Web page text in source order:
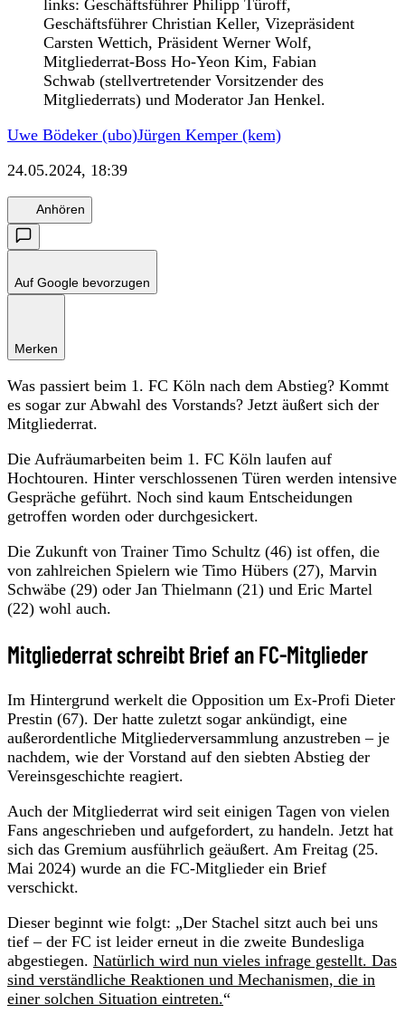
links: Geschäftsführer Philipp Türoff,
Geschäftsführer Christian Keller, Vizepräsident
Carsten Wettich, Präsident Werner Wolf,
Mitgliederrat-Boss Ho-Yeon Kim, Fabian
Schwab (stellvertretender Vorsitzender des
Mitgliederrats) und Moderator Jan Henkel.
Uwe Bödeker (ubo)Jürgen Kemper (kem)
24.05.2024, 18:39
Anhören
Auf Google bevorzugen
Merken
Was passiert beim 1. FC Köln nach dem Abstieg? Kommt
es sogar zur Abwahl des Vorstands? Jetzt äußert sich der
Mitgliederrat.
Die Aufräumarbeiten beim 1. FC Köln laufen auf
Hochtouren. Hinter verschlossenen Türen werden intensive
Gespräche geführt. Noch sind kaum Entscheidungen
getroffen worden oder durchgesickert.
Die Zukunft von Trainer Timo Schultz (46) ist offen, die
von zahlreichen Spielern wie Timo Hübers (27), Marvin
Schwäbe (29) oder Jan Thielmann (21) und Eric Martel
(22) wohl auch.
Mitgliederrat schreibt Brief an FC-Mitglieder
Im Hintergrund werkelt die Opposition um Ex-Profi Dieter
Prestin (67). Der hatte zuletzt sogar ankündigt, eine
außerordentliche Mitgliederversammlung anzustreben – je
nachdem, wie der Vorstand auf den siebten Abstieg der
Vereinsgeschichte reagiert.
Auch der Mitgliederrat wird seit einigen Tagen von vielen
Fans angeschrieben und aufgefordert, zu handeln. Jetzt hat
sich das Gremium ausführlich geäußert. Am Freitag (25.
Mai 2024) wurde an die FC-Mitglieder ein Brief
verschickt.
Dieser beginnt wie folgt: „Der Stachel sitzt auch bei uns
tief – der FC ist leider erneut in die zweite Bundesliga
abgestiegen. Natürlich wird nun vieles infrage gestellt. Das
sind verständliche Reaktionen und Mechanismen, die in
einer solchen Situation eintreten.“